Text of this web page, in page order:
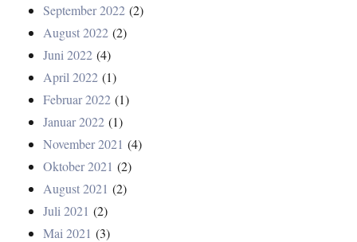
September 2022 (2)
August 2022 (2)
Juni 2022 (4)
April 2022 (1)
Februar 2022 (1)
Januar 2022 (1)
November 2021 (4)
Oktober 2021 (2)
August 2021 (2)
Juli 2021 (2)
Mai 2021 (3)